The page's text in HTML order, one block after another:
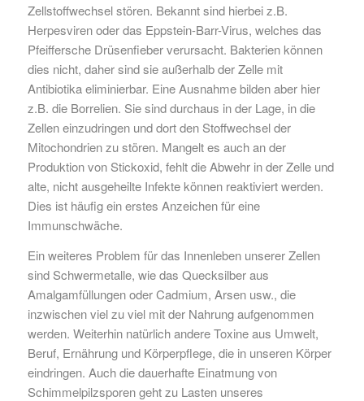
Zellstoffwechsel stören. Bekannt sind hierbei z.B.
Herpesviren oder das Eppstein-Barr-Virus, welches das
Pfeiffersche Drüsenfieber verursacht. Bakterien können
dies nicht, daher sind sie außerhalb der Zelle mit
Antibiotika eliminierbar. Eine Ausnahme bilden aber hier
z.B. die Borrelien. Sie sind durchaus in der Lage, in die
Zellen einzudringen und dort den Stoffwechsel der
Mitochondrien zu stören. Mangelt es auch an der
Produktion von Stickoxid, fehlt die Abwehr in der Zelle und
alte, nicht ausgeheilte Infekte können reaktiviert werden.
Dies ist häufig ein erstes Anzeichen für eine
Immunschwäche.
Ein weiteres Problem für das Innenleben unserer Zellen
sind Schwermetalle, wie das Quecksilber aus
Amalgamfüllungen oder Cadmium, Arsen usw., die
inzwischen viel zu viel mit der Nahrung aufgenommen
werden. Weiterhin natürlich andere Toxine aus Umwelt,
Beruf, Ernährung und Körperpflege, die in unseren Körper
eindringen. Auch die dauerhafte Einatmung von
Schimmelpilzsporen geht zu Lasten unseres